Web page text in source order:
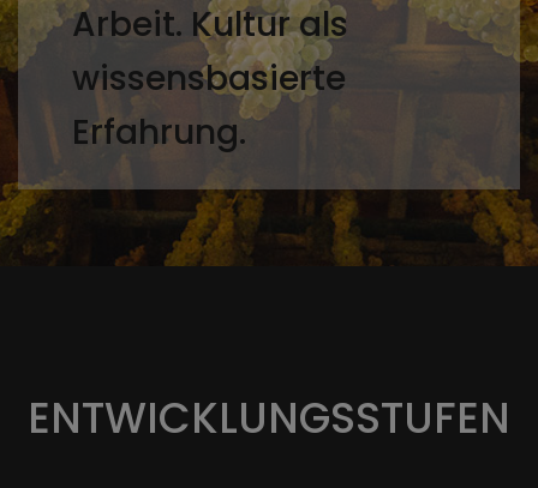
Arbeit. Kultur als
wissensbasierte
Erfahrung.
ENTWICKLUNGSSTUFEN